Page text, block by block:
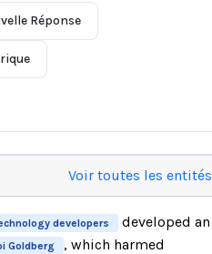
Réponse
Voir toutes les entités
developers
developed an
Goldberg , which harmed